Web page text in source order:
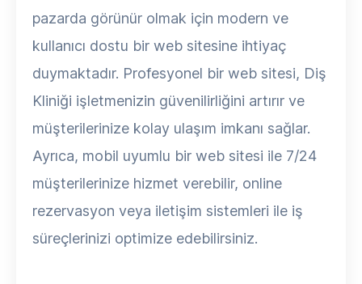
pazarda görünür olmak için modern ve
kullanıcı dostu bir web sitesine ihtiyaç
duymaktadır. Profesyonel bir web sitesi, Diş
Kliniği işletmenizin güvenilirliğini artırır ve
müşterilerinize kolay ulaşım imkanı sağlar.
Ayrıca, mobil uyumlu bir web sitesi ile 7/24
müşterilerinize hizmet verebilir, online
rezervasyon veya iletişim sistemleri ile iş
süreçlerinizi optimize edebilirsiniz.